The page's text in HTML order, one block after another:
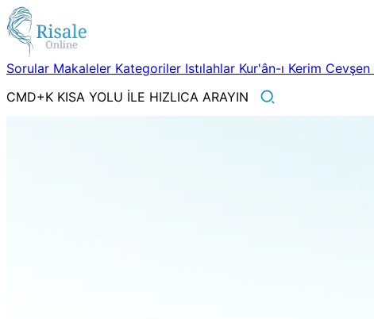
Sorular Makaleler Kategoriler Istılahlar Kur'ân-ı Kerim Cevşen
CMD+K KISA YOLU İLE HIZLICA ARAYIN